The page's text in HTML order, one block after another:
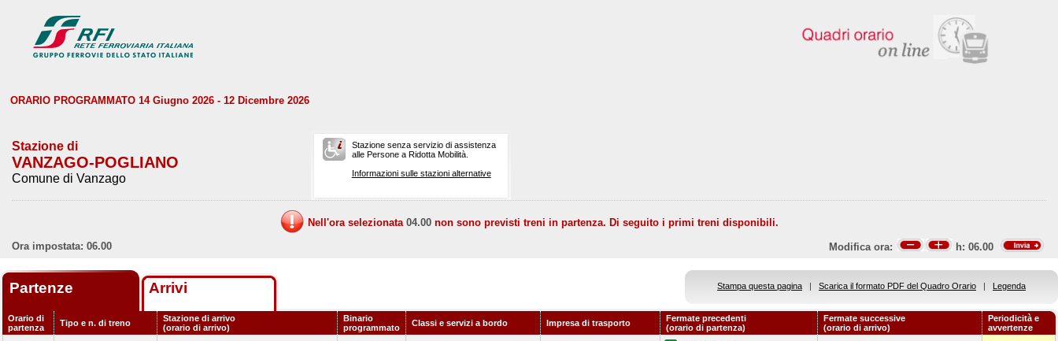
ORARIO PROGRAMMATO 14 Giugno 2026 - 12 Dicembre 2026
Stazione di
VANZAGO-POGLIANO
Comune di Vanzago
Stazione senza servizio di assistenza
alle Persone a Ridotta Mobilità.
Informazioni sulle stazioni alternative
Nell'ora selezionata 04.00 non sono previsti treni in partenza. Di seguito i primi treni disponibili.
Ora impostata: 06.00
Modifica ora: h: 06.00
Partenze Arrivi Stampa questa pagina | Scarica il formato PDF del Quadro Orario | Legenda
Orario di
partenza
Tipo e n. di treno
Stazione di arrivo
(orario di arrivo)
Binario
programmato
Classi e servizi a bordo Impresa di trasporto
Fermate precedenti
(orario di partenza)
Fermate successive
(orario di arrivo)
Periodicità e
avvertenze